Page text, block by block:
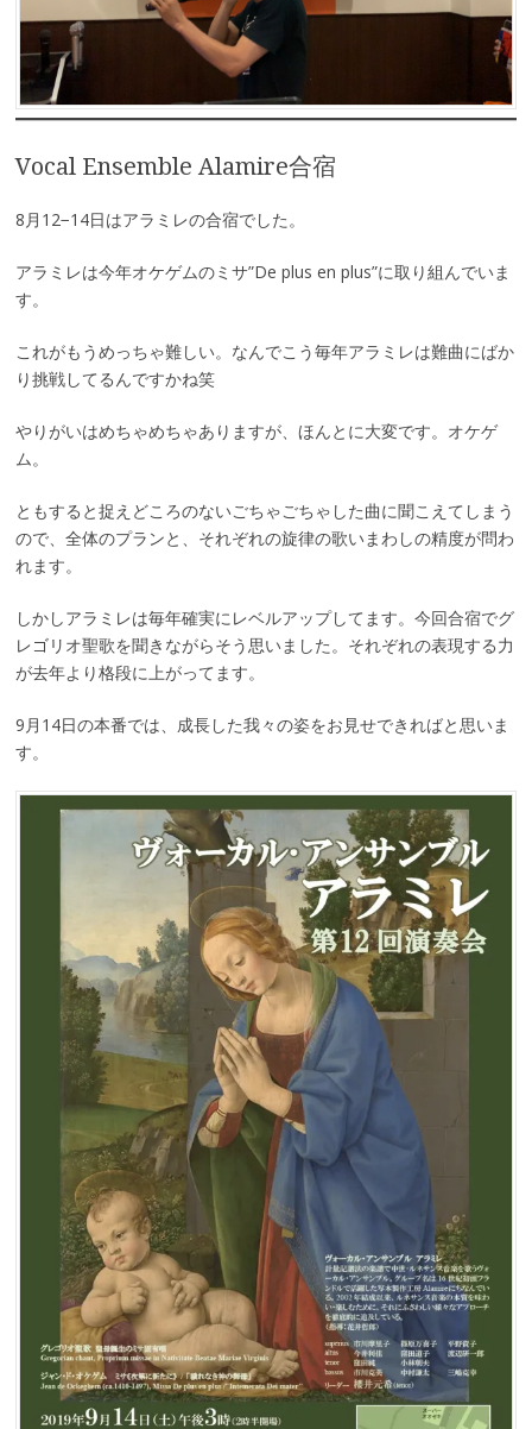
Vocal Ensemble Alamire合宿
8月12−14日はアラミレの合宿でした。
アラミレは今年オケゲムのミサ”De plus en plus”に取り組んでいま
す。
これがもうめっちゃ難しい。なんでこう毎年アラミレは難曲にばか
り挑戦してるんですかね笑
やりがいはめちゃめちゃありますが、ほんとに大変です。オケゲ
ム。
ともすると捉えどころのないごちゃごちゃした曲に聞こえてしまう
ので、全体のプランと、それぞれの旋律の歌いまわしの精度が問わ
れます。
しかしアラミレは毎年確実にレベルアップしてます。今回合宿でグ
レゴリオ聖歌を聞きながらそう思いました。それぞれの表現する力
が去年より格段に上がってます。
9月14日の本番では、成長した我々の姿をお見せできればと思いま
す。